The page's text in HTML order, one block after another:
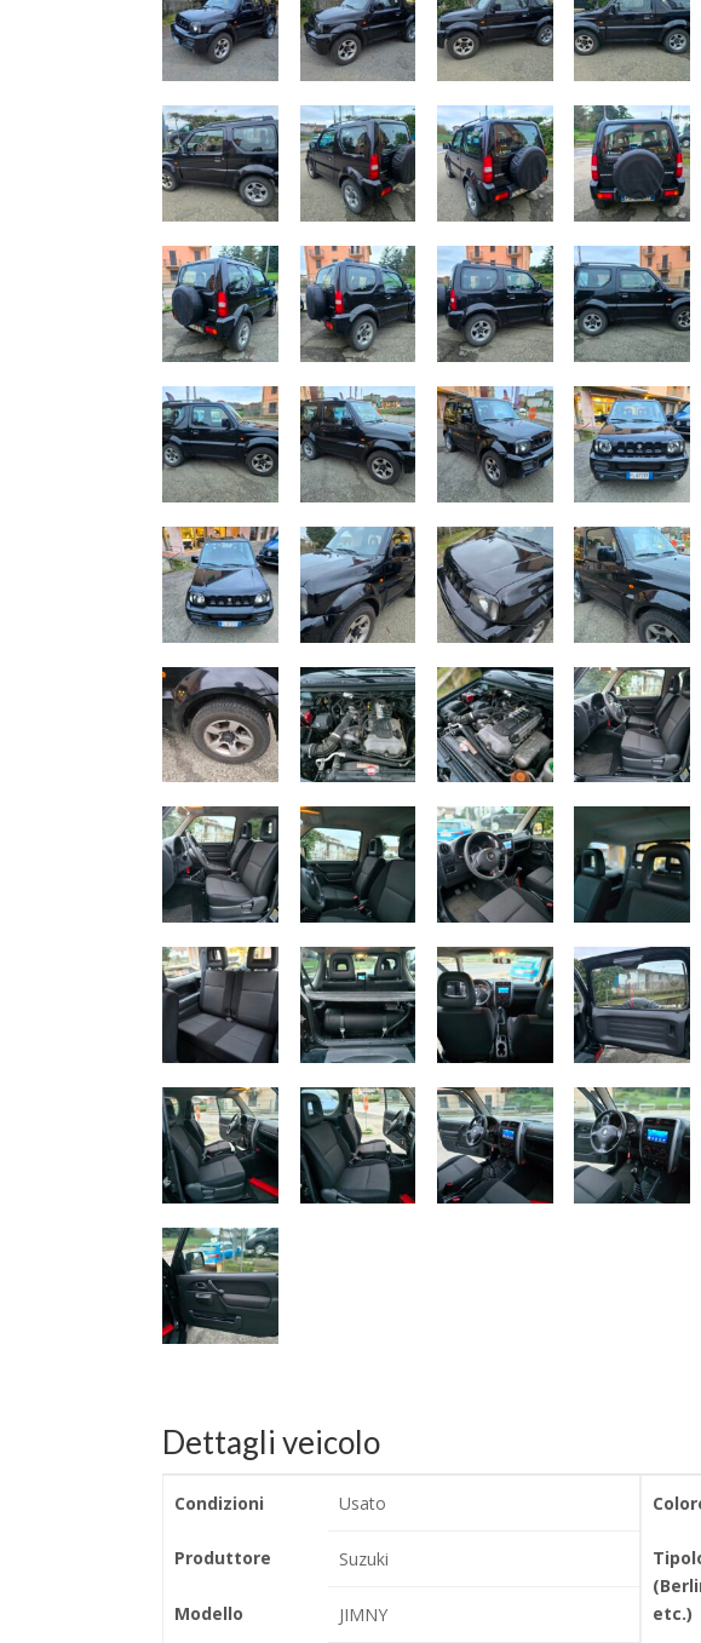
Dettagli veicolo
Condizioni Usato
Produttore Suzuki
Modello JIMNY
etc.)